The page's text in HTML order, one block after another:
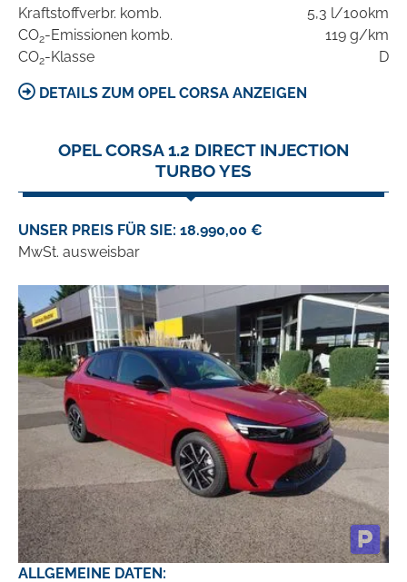
Kraftstoffverbr. komb.
5,3 l/100km
CO2-Emissionen komb.
119 g/km
CO2-Klasse D
DETAILS ZUM OPEL CORSA ANZEIGEN
OPEL CORSA 1.2 DIRECT INJECTION
TURBO YES
UNSER PREIS FÜR SIE: 18.990,00 €
MwSt. ausweisbar
ALLGEMEINE DATEN: